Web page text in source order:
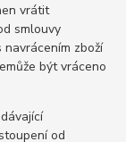
vrátit
smlouvy
zboží
být vráceno
od